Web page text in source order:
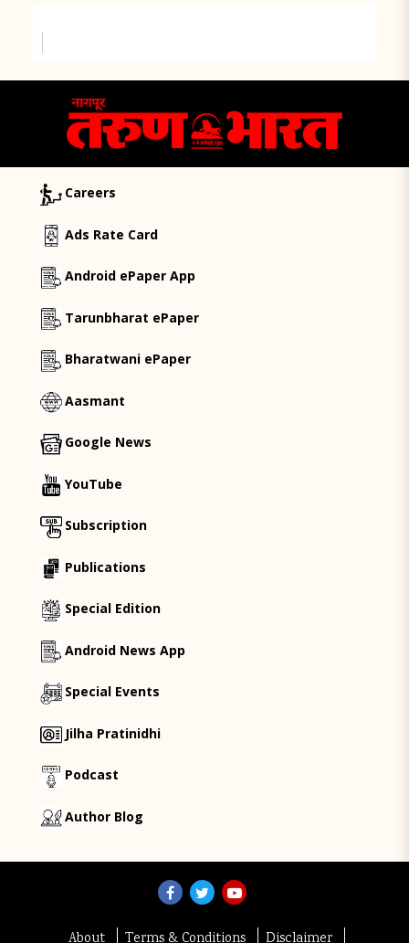
Careers
Ads Rate Card
Android ePaper App
Tarunbharat ePaper
Bharatwani ePaper
Aasmant
Google News
YouTube
Subscription
Publications
Special Edition
Android News App
Special Events
Jilha Pratinidhi
Podcast
Author Blog